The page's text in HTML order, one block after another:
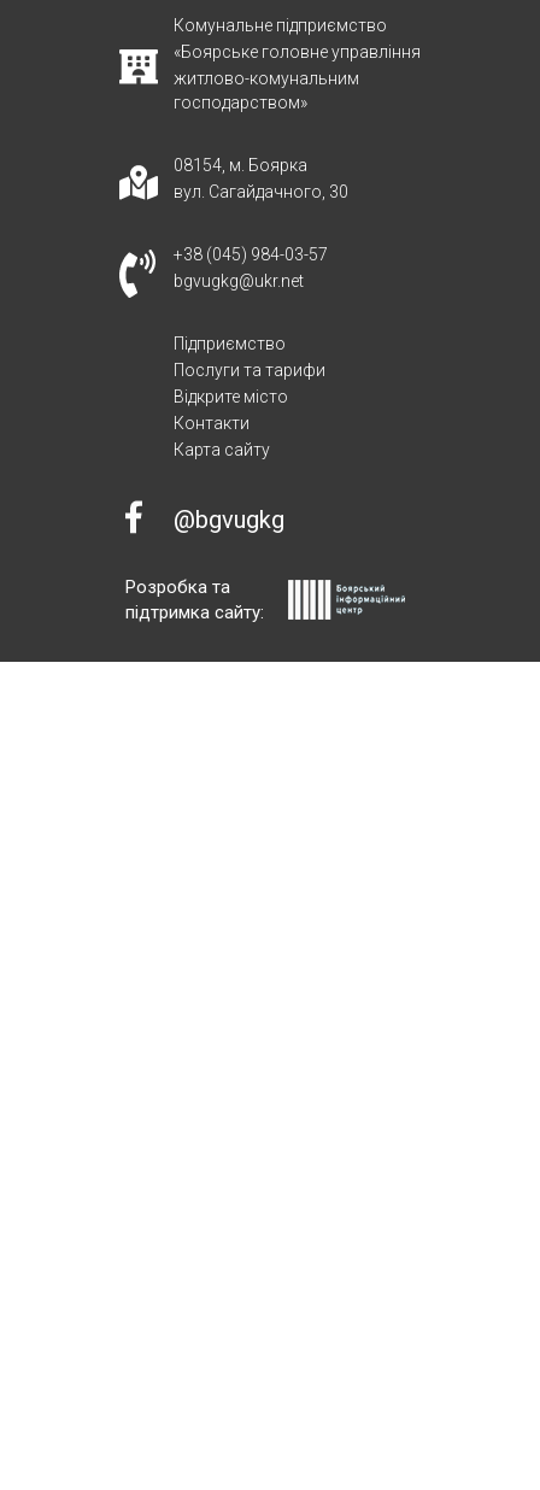
Комунальне підприємство
«Боярське головне управління
житлово-комунальним
господарством»
08154, м. Боярка
вул. Сагайдачного, 30
+38 (045) 984-03-57
bgvugkg@ukr.net
Підприємство
Послуги та тарифи
Відкрите місто
Контакти
Карта сайту
@bgvugkg
Розробка та
підтримка сайту: